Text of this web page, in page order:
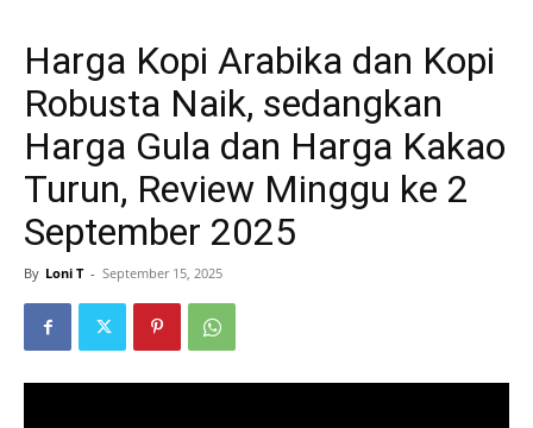
Harga Kopi Arabika dan Kopi
Robusta Naik, sedangkan
Harga Gula dan Harga Kakao
Turun, Review Minggu ke 2
September 2025
By Loni T - September 15, 2025